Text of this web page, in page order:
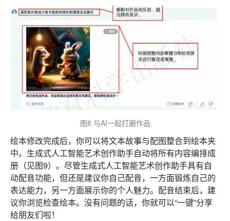
图8 与AI一起打磨作品
绘本修改完成后，你可以将文本故事与配图整合到绘本夹
中。生成式人工智能艺术创作助手自动将所有内容编排成
册（见图9）。尽管生成式人工智能艺术创作助手具有自
动配音功能，但还是建议你自己配音，一方面锻炼自己的
表达能力，另一方面展示你的个人魅力。配音结束后，建
议你浏览检查绘本。没有问题的话，你就可以“一键”分享
给朋友们啦！